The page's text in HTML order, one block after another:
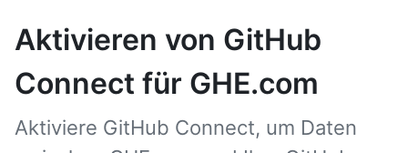
Aktivieren von GitHub
Connect für GHE.com
Aktiviere GitHub Connect, um Daten